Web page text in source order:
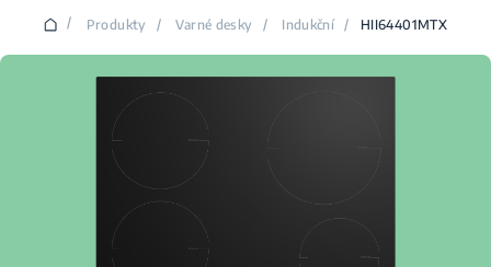
/ Produkty / Varné desky / Indukční / HII64401MTX